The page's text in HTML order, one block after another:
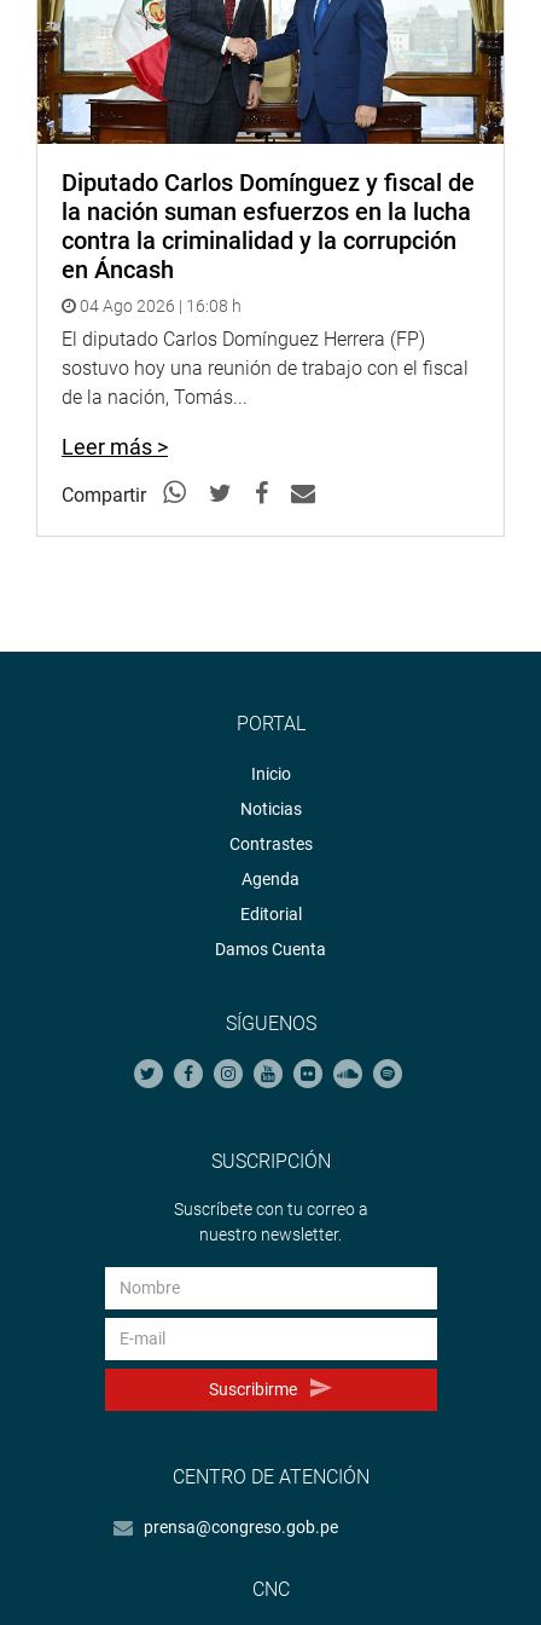
Diputado Carlos Domínguez y fiscal de
la nación suman esfuerzos en la lucha
contra la criminalidad y la corrupción
en Áncash
04 Ago 2026 | 16:08 h
El diputado Carlos Domínguez Herrera (FP)
sostuvo hoy una reunión de trabajo con el fiscal
de la nación, Tomás...
Leer más >
Compartir
PORTAL
Inicio
Noticias
Contrastes
Agenda
Editorial
Damos Cuenta
SÍGUENOS
SUSCRIPCIÓN
Suscríbete con tu correo a
nuestro newsletter.
Suscribirme
CENTRO DE ATENCIÓN
prensa@congreso.gob.pe
CNC